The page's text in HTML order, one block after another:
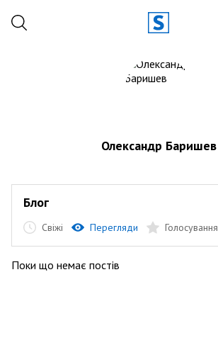
Олександр Баришев
Блог
Свіжі Перегляди Голосування
Поки що немає постів